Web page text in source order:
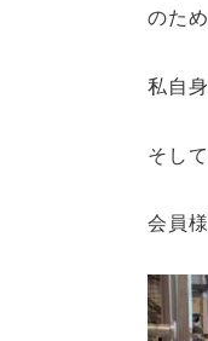
のため
私自
そし
会員